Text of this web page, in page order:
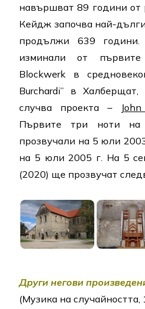
навършват 89 години
Кейдж започва най-
продължи 639 години.
изминали от
Blockwerk в
Burchardi” в Халберщат,
случва проекта –
Първите три ноти на
прозвучали на 5 юли
на 5 юли 2005 г. На 5
(2020) ще прозвучат
Други негови
(Музика на случайността,